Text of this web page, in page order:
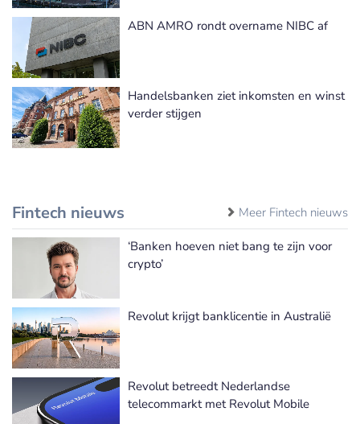
ABN AMRO rondt overname NIBC af
Handelsbanken ziet inkomsten en winst
verder stijgen
Fintech nieuws Meer Fintech nieuws
‘Banken hoeven niet bang te zijn voor
crypto’
Revolut krijgt banklicentie in Australië
Revolut betreedt Nederlandse
telecommarkt met Revolut Mobile